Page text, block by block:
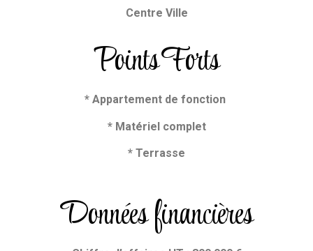
Centre Ville
Points Forts
* Appartement de fonction
* Matériel complet
* Terrasse
Données financières